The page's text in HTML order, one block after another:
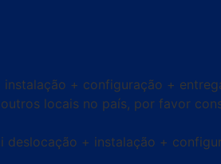
+ configuração +
locais no país, por favor
deslocação + instalação +